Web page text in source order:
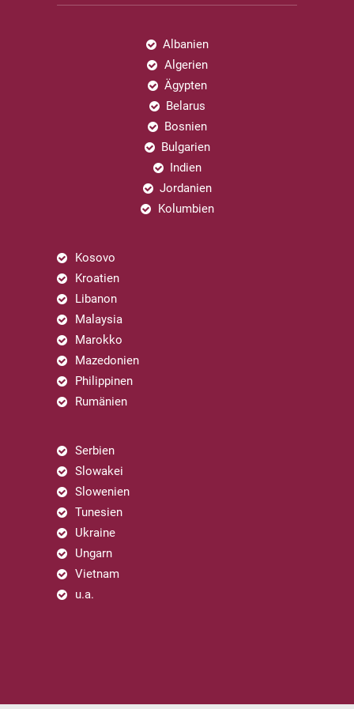
Albanien
Algerien
Ägypten
Belarus
Bosnien
Bulgarien
Indien
Jordanien
Kolumbien
Kosovo
Kroatien
Libanon
Malaysia
Marokko
Mazedonien
Philippinen
Rumänien
Serbien
Slowakei
Slowenien
Tunesien
Ukraine
Ungarn
Vietnam
u.a.